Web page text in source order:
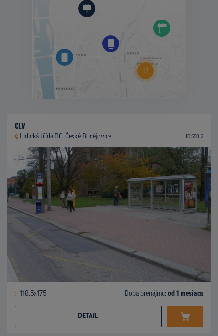
CLV
Lidická třída,DC, České Budějovice ID 55012
118,5x175 Doba prenájmu: od 1 mesiaca
DETAIL